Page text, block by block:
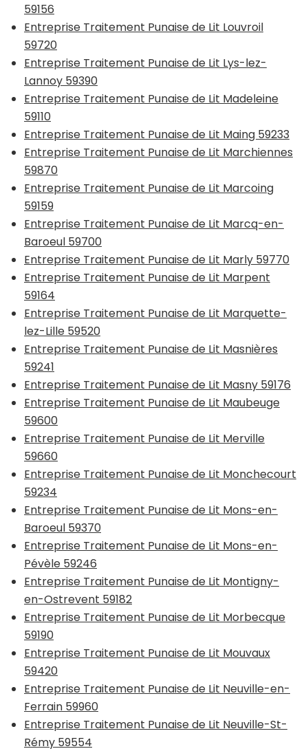
59156
Entreprise Traitement Punaise de Lit Louvroil
59720
Entreprise Traitement Punaise de Lit Lys-lez-
Lannoy 59390
Entreprise Traitement Punaise de Lit Madeleine
59110
Entreprise Traitement Punaise de Lit Maing 59233
Entreprise Traitement Punaise de Lit Marchiennes
59870
Entreprise Traitement Punaise de Lit Marcoing
59159
Entreprise Traitement Punaise de Lit Marcq-en-
Baroeul 59700
Entreprise Traitement Punaise de Lit Marly 59770
Entreprise Traitement Punaise de Lit Marpent
59164
Entreprise Traitement Punaise de Lit Marquette-
lez-Lille 59520
Entreprise Traitement Punaise de Lit Masnières
59241
Entreprise Traitement Punaise de Lit Masny 59176
Entreprise Traitement Punaise de Lit Maubeuge
59600
Entreprise Traitement Punaise de Lit Merville
59660
Entreprise Traitement Punaise de Lit Monchecourt
59234
Entreprise Traitement Punaise de Lit Mons-en-
Baroeul 59370
Entreprise Traitement Punaise de Lit Mons-en-
Pévèle 59246
Entreprise Traitement Punaise de Lit Montigny-
en-Ostrevent 59182
Entreprise Traitement Punaise de Lit Morbecque
59190
Entreprise Traitement Punaise de Lit Mouvaux
59420
Entreprise Traitement Punaise de Lit Neuville-en-
Ferrain 59960
Entreprise Traitement Punaise de Lit Neuville-St-
Rémy 59554